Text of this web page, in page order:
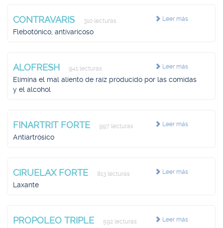
Leer más
CONTRAVARIS 310 lecturas
Flebotónico, antivaricoso
Leer más
ALOFRESH 941 lecturas
Elimina el mal aliento de raíz producido por las comidas
y el alcohol
Leer más
FINARTRIT FORTE 997 lecturas
Antiartrósico
Leer más
CIRUELAX FORTE 813 lecturas
Laxante
Leer más
PROPOLEO TRIPLE 592 lecturas